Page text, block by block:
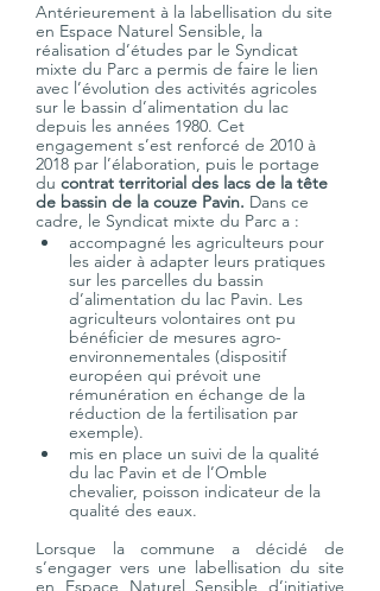
Antérieurement à la labellisation du site
en Espace Naturel Sensible, la
réalisation d’études par le Syndicat
mixte du Parc a permis de faire le lien
avec l’évolution des activités agricoles
sur le bassin d’alimentation du lac
depuis les années 1980. Cet
engagement s’est renforcé de 2010 à
2018 par l’élaboration, puis le portage
du contrat territorial des lacs de la tête
de bassin de la couze Pavin. Dans ce
cadre, le Syndicat mixte du Parc a :
accompagné les agriculteurs pour
les aider à adapter leurs pratiques
sur les parcelles du bassin
d’alimentation du lac Pavin. Les
agriculteurs volontaires ont pu
bénéficier de mesures agro-
environnementales (dispositif
européen qui prévoit une
rémunération en échange de la
réduction de la fertilisation par
exemple).
mis en place un suivi de la qualité
du lac Pavin et de l’Omble
chevalier, poisson indicateur de la
qualité des eaux.
Lorsque la commune a décidé de
s’engager vers une labellisation du site
en Espace Naturel Sensible d’initiative